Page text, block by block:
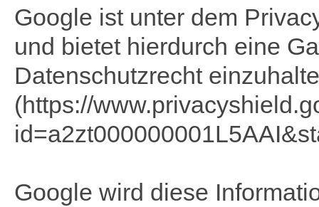
Google ist unter dem
und bietet hierdurch eine
Datenschutzrecht
(https://
Google wird diese